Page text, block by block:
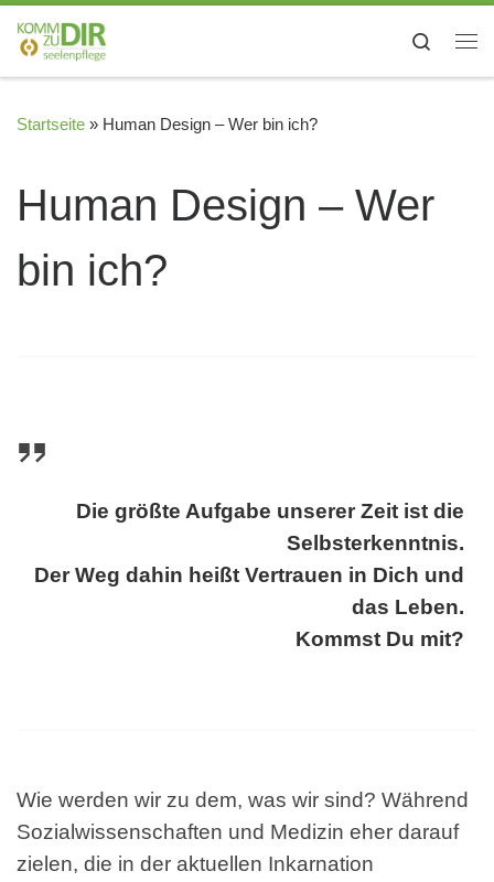
Zum Inhalt springen
Search
Startseite » Human Design – Wer bin ich?
Human Design – Wer
bin ich?
Die größte Aufgabe unserer Zeit ist die
Selbsterkenntnis.
Der Weg dahin heißt Vertrauen in Dich und
das Leben.
Kommst Du mit?
Wie werden wir zu dem, was wir sind? Während
Sozialwissenschaften und Medizin eher darauf
zielen, die in der aktuellen Inkarnation